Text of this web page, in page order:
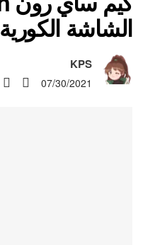
الشاشة الكورية
KPS
07/30/2021